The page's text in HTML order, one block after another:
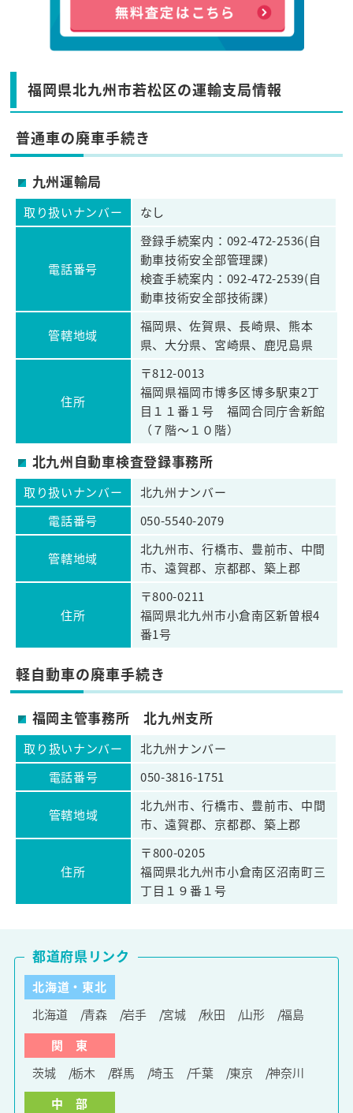
福岡県北九州市若松区の運輸支局情報
普通車の廃車手続き
九州運輸局
取り扱いナンバー なし
電話番号
登録手続案内：092-472-2536(自
動車技術安全部管理課)
検査手続案内：092-472-2539(自
動車技術安全部技術課)
管轄地域
福岡県、佐賀県、長崎県、熊本
県、大分県、宮崎県、鹿児島県
住所
〒812-0013
福岡県福岡市博多区博多駅東2丁
目１１番１号 福岡合同庁舎新館
（７階～１０階）
北九州自動車検査登録事務所
取り扱いナンバー
北九州ナンバー
電話番号
050-5540-2079
管轄地域
北九州市、行橋市、豊前市、中間
市、遠賀郡、京都郡、築上郡
住所
〒800-0211
福岡県北九州市小倉南区新曽根4
番1号
軽自動車の廃車手続き
福岡主管事務所 北九州支所
取り扱いナンバー
北九州ナンバー
電話番号
050-3816-1751
管轄地域
北九州市、行橋市、豊前市、中間
市、遠賀郡、京都郡、築上郡
住所
〒800-0205
福岡県北九州市小倉南区沼南町三
丁目１９番１号
北海道・東北
北海道
青森 岩手 宮城 秋田 山形
福島
関 東
茨城
栃木 群馬 埼玉 千葉 東京
神奈川
中 部
都道府県リンク